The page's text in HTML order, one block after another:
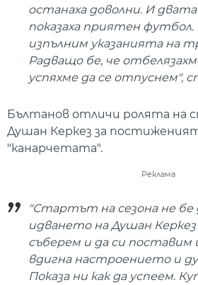
останаха доволни. И
показаха приятен футбол.
изпълним указанията на
Радващо бе, че
успяхме да се отпуснем",
Бълтанов отличи ролята на
Душан Керкез за
"канарчетата".
Реклама
"Стартът на сезона не бе
идването на Душан Керкез
съберем и да си поставим
вдигна настроението и
Показа ни как да успеем.